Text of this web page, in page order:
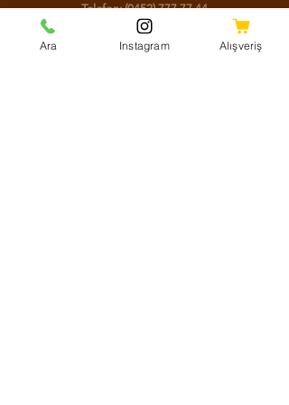
Telefon:(0452) 777 77 44
Ara Instagram Alışveriş